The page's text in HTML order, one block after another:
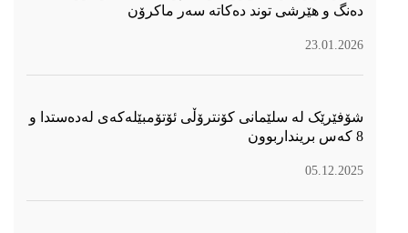
دەنگ و هێرشی توند دەكاتە سەر ماكرۆن
23.01.2026
شۆفێرێک لە سلێمانی کۆنترۆڵی ئۆتۆمبێلەکەی لەدەستدا و
8 کەس برینداربوون
05.12.2025